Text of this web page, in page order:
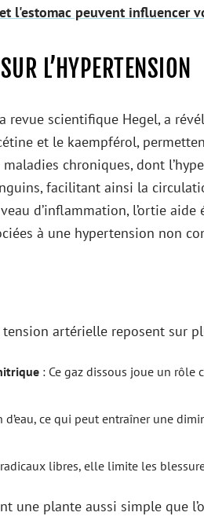
l'estomac peuvent influencer
L’HYPERTENSION
revue scientifique Hegel, a
et le kaempférol,
chroniques, dont
facilitant ainsi la
d’inflammation, l’ortie aide
à une hypertension non
artérielle reposent sur
: Ce gaz dissous joue un
d’eau, ce qui peut entraîner une
libres, elle limite les
une plante aussi simple que